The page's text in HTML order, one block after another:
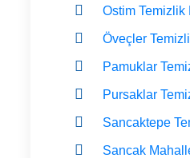
Ostim Temizlik
Öveçler
Pamuklar
Pursaklar
Sancaktepe
Sancak